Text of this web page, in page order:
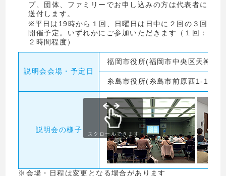
プ、団体、ファミリーでお申し込みの方は代表者に
送付します。
※平日は19時から１回、日曜日は日中に２回の３回
開催予定。いずれかにご参加いただきます（１回：
２時間程度）
説明会会場・予定日
福岡市役所(福岡市中央区天神1-
糸島市役所(糸島市前原西1-1-1)
説明会の様子
スクロールできます
※会場・日程は変更となる場合があります